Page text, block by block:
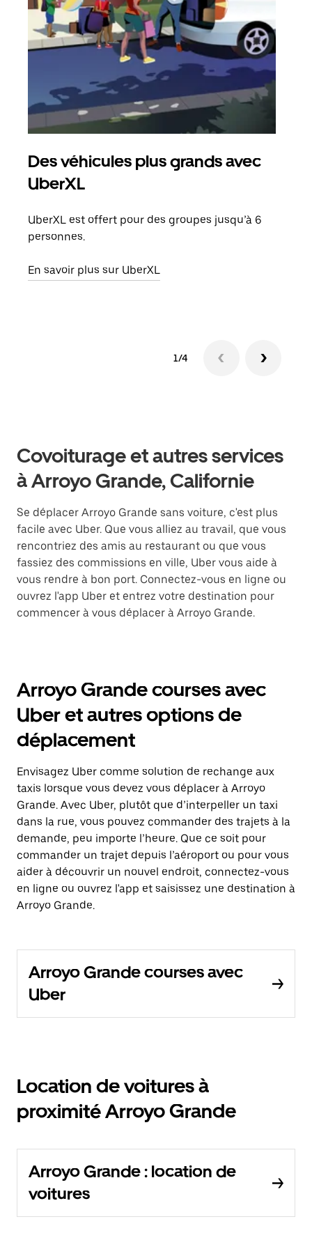
Des véhicules plus grands avec
UberXL
UberXL est offert pour des groupes jusqu’à 6
personnes.
En savoir plus sur UberXL
1/4
Covoiturage et autres services
à Arroyo Grande, Californie
Se déplacer Arroyo Grande sans voiture, c'est plus
facile avec Uber. Que vous alliez au travail, que vous
rencontriez des amis au restaurant ou que vous
fassiez des commissions en ville, Uber vous aide à
vous rendre à bon port. Connectez-vous en ligne ou
ouvrez l'app Uber et entrez votre destination pour
commencer à vous déplacer à Arroyo Grande.
Arroyo Grande courses avec
Uber et autres options de
déplacement
Envisagez Uber comme solution de rechange aux
taxis lorsque vous devez vous déplacer à Arroyo
Grande. Avec Uber, plutôt que d’interpeller un taxi
dans la rue, vous pouvez commander des trajets à la
demande, peu importe l’heure. Que ce soit pour
commander un trajet depuis l’aéroport ou pour vous
aider à découvrir un nouvel endroit, connectez-vous
en ligne ou ouvrez l'app et saisissez une destination à
Arroyo Grande.
Arroyo Grande courses avec
Uber
Location de voitures à
proximité Arroyo Grande
Arroyo Grande : location de
voitures